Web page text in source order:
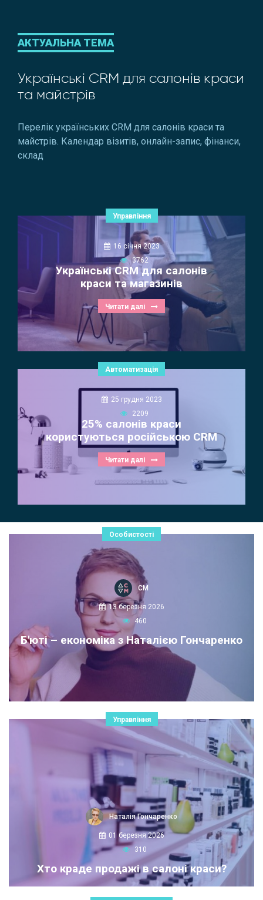
АКТУАЛЬНА ТЕМА
Українські CRM для салонів краси
та майстрів
Перелік українських CRM для салонів краси та
майстрів. Календар візитів, онлайн-запис, фінанси,
склад
Управління
16 січня 2023
3762
Українські CRM для салонів
краси та магазинів
Читати далі
Автоматизація
25 грудня 2023
2209
25% салонів краси
користуються російською CRM
Читати далі
Особистості
СМ
13 березня 2026
460
Б'юті – економіка з Наталією Гончаренко
Управління
Наталія Гончаренко
01 березня 2026
310
Хто краде продажі в салоні краси?